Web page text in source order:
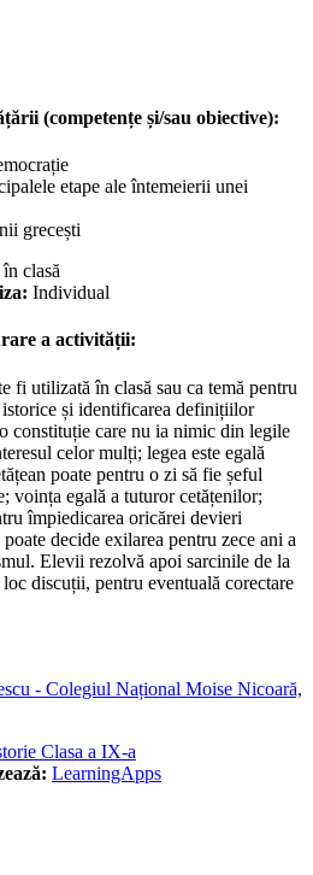
(competențe și/sau obiective):
etape ale întemeierii unei
grecești
clasă
Individual
a activității:
fi utilizată în clasă sau ca temă pentru
istorice și identificarea definițiilor
constituție care nu ia nimic din legile
celor mulți; legea este egală
poate pentru o zi să fie șeful
voința egală a tuturor cetățenilor;
împiedicarea oricărei devieri
decide exilarea pentru zece ani a
Elevii rezolvă apoi sarcinile de la
discuții, pentru eventuală corectare
- Colegiul Național Moise Nicoară,
Clasa a IX-a
LearningApps